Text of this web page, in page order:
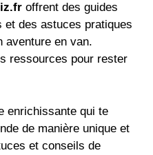
offrent des guides
et des astuces pratiques
aventure en van.
ressources pour rester
enrichissante qui te
de manière unique et
et conseils de